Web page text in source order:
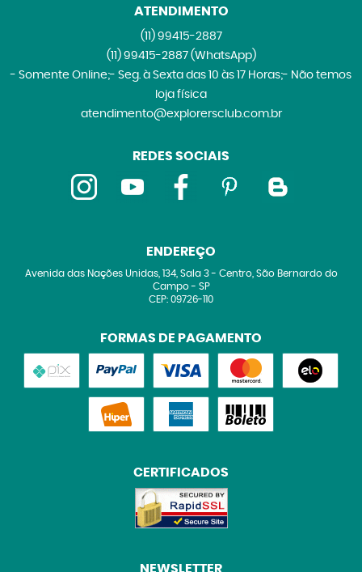
ATENDIMENTO
(11)99415-2887
(11)99415-2887 (WhatsApp)
- Somente Online;- Seg. à Sexta das 10 às 17 Horas;- Não temos
loja física
atendimento@explorersclub.com.br
REDES SOCIAIS
ENDEREÇO
Avenida das Nações Unidas, 134, Sala 3- Centro, São Bernardo do
Campo- SP
CEP: 09726-110
FORMAS DE PAGAMENTO
CERTIFICADOS
NEWSLETTER